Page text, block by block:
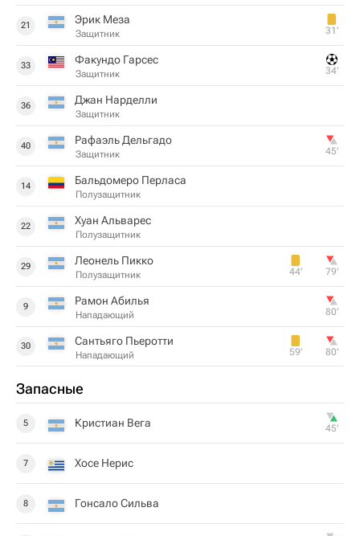
21 Эрик Меза
Защитник 31‎’‎
33 Факундо Гарсес
Защитник 34‎’‎
36 Джан Нарделли
Защитник
40 Рафаэль Дельгадо
Защитник 45‎’‎
14 Бальдомеро Перласа
Полузащитник
22 Хуан Альварес
Полузащитник
29 Леонель Пикко
Полузащитник 44‎’‎ 79‎’‎
9 Рамон Абилья
Нападающий 80‎’‎
30 Сантьяго Пьеротти
Нападающий 59‎’‎ 80‎’‎
Запасные
5 Кристиан Вега 45‎’‎
7 Хосе Нерис
8 Гонсало Сильва